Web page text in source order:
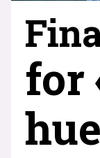
for